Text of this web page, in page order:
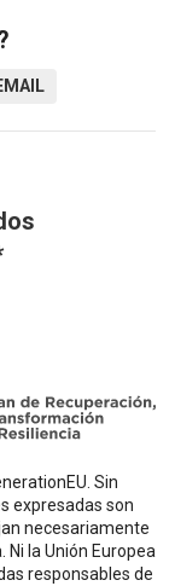
Sin
expresadas son
necesariamente
Ni la Unión Europea
responsables de